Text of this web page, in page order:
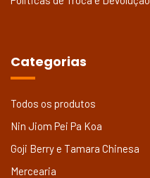
Categorias
Todos os produtos
Nin Jiom Pei Pa Koa
Goji Berry e Tamara Chinesa
Mercearia